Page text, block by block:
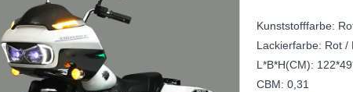
Kunststofffarbe:
Lackierfarbe: Rot /
L*B*H(CM):
CBM: 0,31